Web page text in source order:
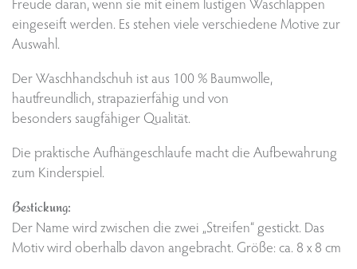
eingeseift werden. Es stehen viele verschiedene Motive zur
Auswahl.
Der Waschhandschuh ist aus 100 % Baumwolle,
hautfreundlich, strapazierfähig und von
besonders saugfähiger Qualität.
Die praktische Aufhängeschlaufe macht die Aufbewahrung
zum Kinderspiel.
Bestickung:
Der Name wird zwischen die zwei „Streifen“ gestickt. Das
Motiv wird oberhalb davon angebracht. Größe: ca. 8 x 8 cm